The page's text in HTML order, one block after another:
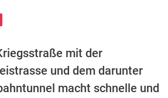
mit der
und dem darunter
macht schnelle und